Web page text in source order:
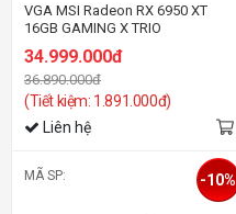
VGA MSI Radeon RX 6950 XT
16GB GAMING X TRIO
34.999.000đ
36.890.000đ
(Tiết kiệm: 1.891.000đ)
Liên hệ
MÃ SP: -10%